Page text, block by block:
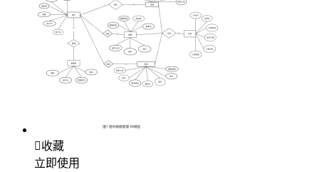
收藏
立即使用